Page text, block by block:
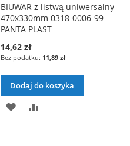
BIUWAR z listwą uniwersalny
470x330mm 0318-0006-99
PANTA PLAST
14,62 zł
11,89 zł
Dodaj do koszyka
DODAJ